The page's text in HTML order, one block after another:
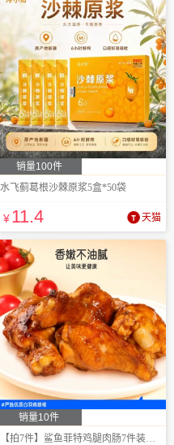
销量100件
水飞蓟葛根沙棘原浆5盒*50袋
¥11.4 天猫
销量10件
【拍7件】鲨鱼菲特鸡腿肉肠7件装即食零食